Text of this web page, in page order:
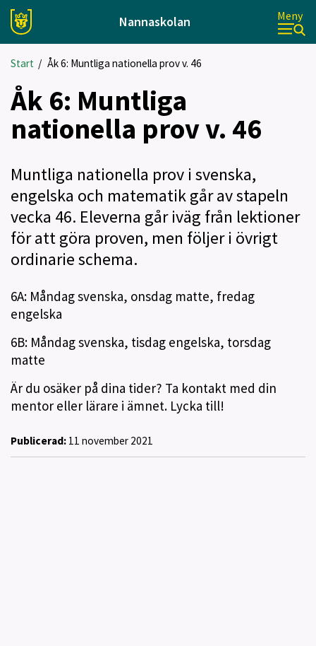
Nannaskolan Meny
Start / Åk 6: Muntliga nationella prov v. 46
Åk 6: Muntliga
nationella prov v. 46
Muntliga nationella prov i svenska,
engelska och matematik går av stapeln
vecka 46. Eleverna går iväg från lektioner
för att göra proven, men följer i övrigt
ordinarie schema.
6A: Måndag svenska, onsdag matte, fredag
engelska
6B: Måndag svenska, tisdag engelska, torsdag
matte
Är du osäker på dina tider? Ta kontakt med din
mentor eller lärare i ämnet. Lycka till!
Publicerad: 11 november 2021